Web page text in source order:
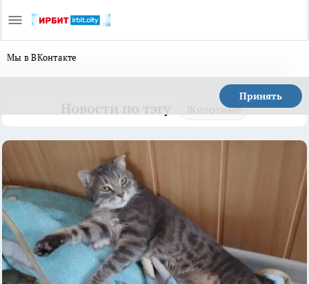
Мы в ВКонтакте
Принять
Животные